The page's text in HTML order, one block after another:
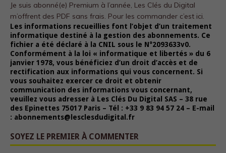
Je suis abonné(e) Premium à l’année, Les Clés du Digital
m’offrent des PDF sans frais. Pour les commander c’est ici.
Les informations recueillies font l’objet d’un traitement
informatique destiné à la gestion des abonnements. Ce
fichier a été déclaré à la CNIL sous le N°2093633v0.
Conformément à la loi « informatique et libertés » du 6
janvier 1978, vous bénéficiez d’un droit d’accès et de
rectification aux informations qui vous concernent. Si
vous souhaitez exercer ce droit et obtenir
communication des informations vous concernant,
veuillez vous adresser à Les Clés Du Digital SAS – 38 rue
des Epinettes 75017 Paris – Tél : +33 9 83 94 57 24 – E-mail
: abonnements@lesclesdudigital.fr
SOYEZ LE PREMIER À COMMENTER